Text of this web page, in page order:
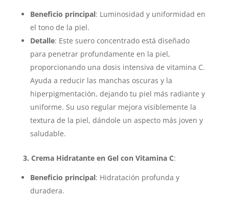
Beneficio principal: Luminosidad y uniformidad en
el tono de la piel.
Detalle: Este suero concentrado está diseñado
para penetrar profundamente en la piel,
proporcionando una dosis intensiva de vitamina C.
Ayuda a reducir las manchas oscuras y la
hiperpigmentación, dejando tu piel más radiante y
uniforme. Su uso regular mejora visiblemente la
textura de la piel, dándole un aspecto más joven y
saludable.
3. Crema Hidratante en Gel con Vitamina C:
Beneficio principal: Hidratación profunda y
duradera.